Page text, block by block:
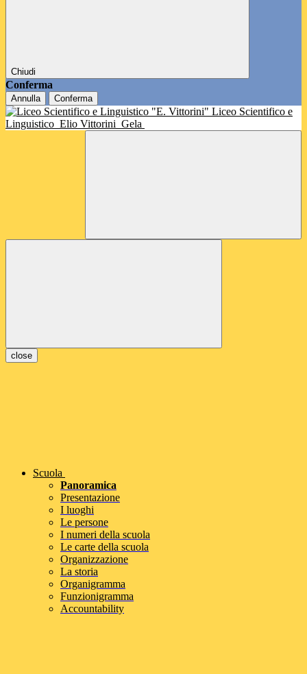
Chiudi
Conferma
Annulla Conferma
Liceo Scientifico e
Linguistico Elio Vittorini Gela
close
Scuola
Panoramica
Presentazione
I luoghi
Le persone
I numeri della scuola
Le carte della scuola
Organizzazione
La storia
Organigramma
Funzionigramma
Accountability